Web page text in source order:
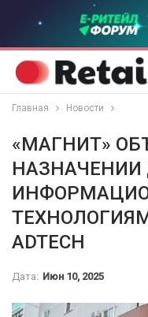
Главная Новости
«МАГНИТ»
НАЗНАЧЕНИИ
ADTECH
Дата: Июн 10, 2025